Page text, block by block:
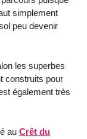
simplement
peu devenir
les superbes
construits pour
également très
au Crêt du